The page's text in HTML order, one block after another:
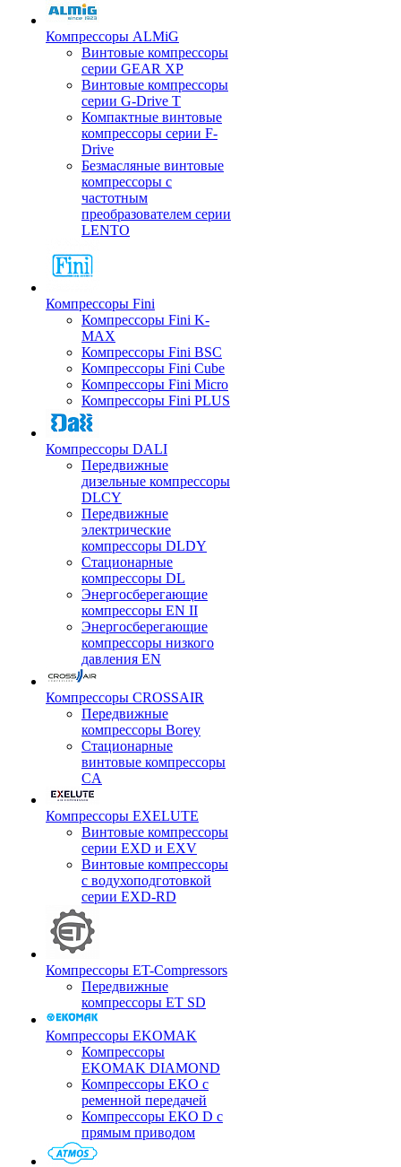
Компрессоры ALMiG
Винтовые компрессоры
серии GEAR XP
Винтовые компрессоры
серии G-Drive T
Компактные винтовые
компрессоры серии F-
Drive
Безмасляные винтовые
компрессоры с
частотным
преобразователем серии
LENTO
Компрессоры Fini
Компрессоры Fini K-
MAX
Компрессоры Fini BSC
Компрессоры Fini Cube
Компрессоры Fini Micro
Компрессоры Fini PLUS
Компрессоры DALI
Передвижные
дизельные компрессоры
DLCY
Передвижные
электрические
компрессоры DLDY
Стационарные
компрессоры DL
Энергосберегающие
компрессоры EN II
Энергосберегающие
компрессоры низкого
давления EN
Компрессоры CROSSAIR
Передвижные
компрессоры Borey
Стационарные
винтовые компрессоры
CA
Компрессоры EXELUTE
Винтовые компрессоры
серии EXD и EXV
Винтовые компрессоры
с водухоподготовкой
серии EXD-RD
Компрессоры ET-Compressors
Передвижные
компрессоры ET SD
Компрессоры EKOMAK
Компрессоры
EKOMAK DIAMOND
Компрессоры EKO c
ременной передачей
Компрессоры EKO D с
прямым приводом